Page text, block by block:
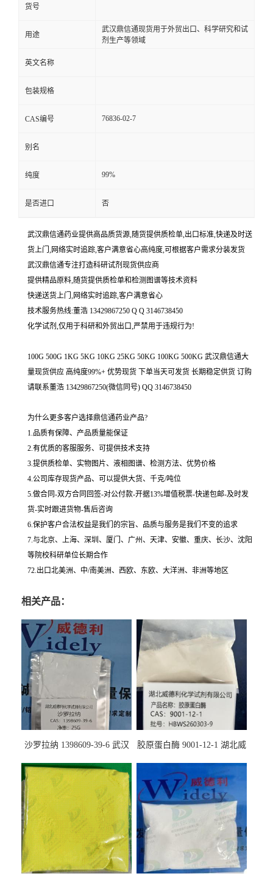
货号
用途
武汉鼎信通现货用于外贸出口、科学研究和试
剂生产等领域
英文名称
包装规格
CAS编号 76836-02-7
别名
纯度 99%
是否进口 否
武汉鼎信通药业提供高品质货源,随货提供质检单,出口标准,快递及时送
货上门,网络实时追踪,客户满意省心高纯度,可根据客户需求分装发货
武汉鼎信通专注打造科研试剂现货供应商
提供精品原料,随货提供质检单和检测图谱等技术资料
快递送货上门,网络实时追踪,客户满意省心
技术服务热线:董浩 13429867250 Q Q 3146738450
化学试剂,仅用于科研和外贸出口,严禁用于违规行为!
100G 500G 1KG 5KG 10KG 25KG 50KG 100KG 500KG 武汉鼎信通大
量现货供应 高纯度99%+ 优势现货 下单当天可发货 长期稳定供货 订购
请联系董浩 13429867250(微信同号) QQ 3146738450
为什么更多客户选择鼎信通药业产品?
1.品质有保障、产品质量能保证
2.有优质的客服服务、可提供技术支持
3.提供质检单、实物图片、液相图谱、检测方法、优势价格
4.公司库存现货产品、可以提供大货、千克/吨位
5.做合同-双方合同回签-对公付款-开据13%增值税票-快递包邮-及时发
货-实时跟进货物-售后咨询
6.保护客户合法权益是我们的宗旨、品质与服务是我们不变的追求
7.与北京、上海、深圳、厦门、广州、天津、安徽、重庆、长沙、沈阳
等院校科研单位长期合作
72.出口北美洲、中/南美洲、西欧、东欧、大洋洲、非洲等地区
相关产品：
沙罗拉纳 1398609-39-6 武汉
胶原蛋白酶 9001-12-1 湖北威